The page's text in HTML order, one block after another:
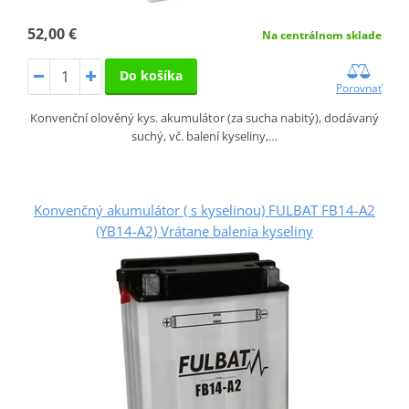
52,00 € Na centrálnom sklade
Do košíka
Porovnať
Konvenční olověný kys. akumulátor (za sucha nabitý), dodávaný
suchý, vč. balení kyseliny,…
Konvenčný akumulátor ( s kyselinou) FULBAT FB14-A2
(YB14-A2) Vrátane balenia kyseliny